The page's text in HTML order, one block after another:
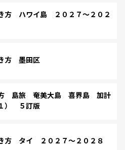
方 ハワイ島 ２０２７～２０２
方 墨田区
島旅 奄美大島 喜界島 加計
） ５訂版
方 タイ ２０２７～２０２８